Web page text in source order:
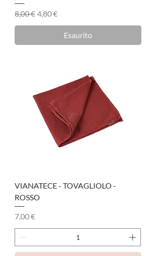
Prezzo regolare
8,00 € Prezzo scontato
4,80 €
Esaurito
VIANATECE - TOVAGLIOLO -
ROSSO
Prezzo
7,00 €